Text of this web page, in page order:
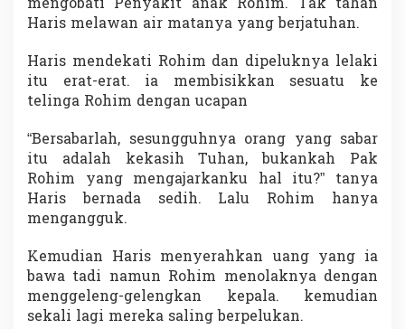
mengobati Penyakit anak Rohim. Tak tahan
Haris melawan air matanya yang berjatuhan.
Haris mendekati Rohim dan dipeluknya lelaki
itu erat-erat. ia membisikkan sesuatu ke
telinga Rohim dengan ucapan
“Bersabarlah, sesungguhnya orang yang sabar
itu adalah kekasih Tuhan, bukankah Pak
Rohim yang mengajarkanku hal itu?” tanya
Haris bernada sedih. Lalu Rohim hanya
mengangguk.
Kemudian Haris menyerahkan uang yang ia
bawa tadi namun Rohim menolaknya dengan
menggeleng-gelengkan kepala. kemudian
sekali lagi mereka saling berpelukan.